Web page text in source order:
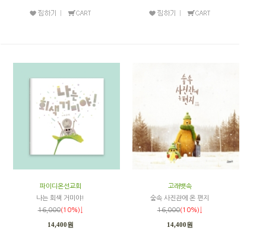
파이디온선교회
나는 회색 거미야!
16,000(10%)↓
14,400원
고래뱃속
숲속 사진관에 온 편지
16,000(10%)↓
14,400원